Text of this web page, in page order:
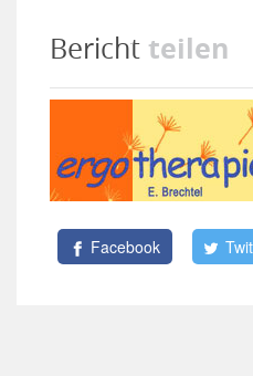
Bericht teilen
Facebook